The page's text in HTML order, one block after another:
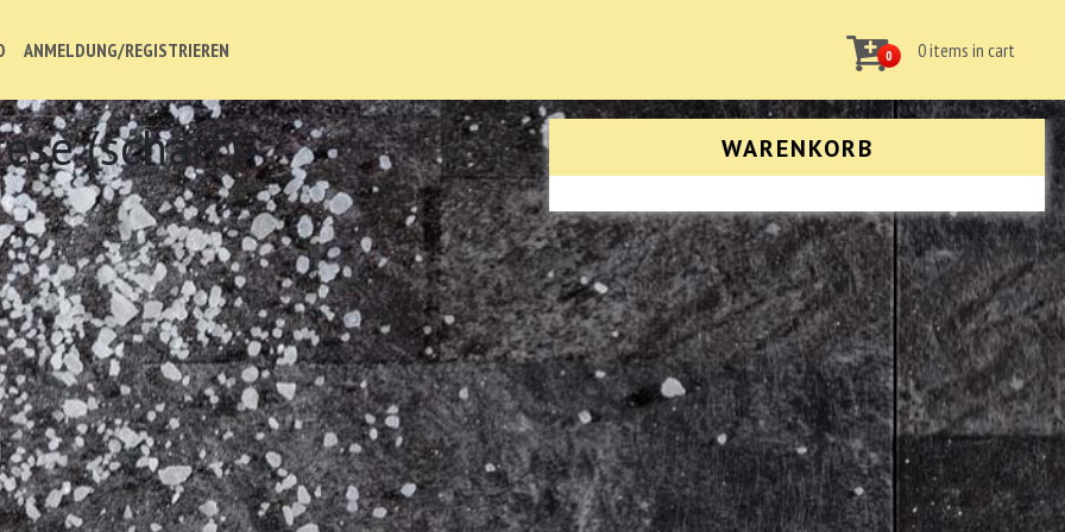
ANMELDUNG/REGISTRIEREN 0 0 items in cart
(scharf) WARENKORB